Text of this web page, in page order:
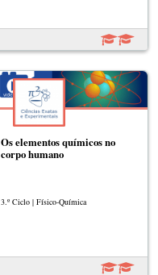
Os elementos químicos no
corpo humano
3.º Ciclo | Físico-Química